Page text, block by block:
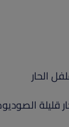
الحار
قليلة